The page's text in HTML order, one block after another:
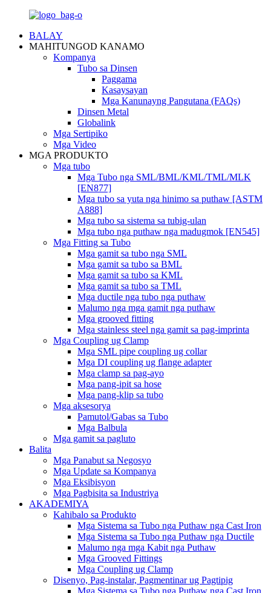
BALAY
MAHITUNGOD KANAMO
Kompanya
Tubo sa Dinsen
Paggama
Kasaysayan
Mga Kanunayng Pangutana (FAQs)
Dinsen Metal
Globalink
Mga Sertipiko
Mga Video
MGA PRODUKTO
Mga tubo
Mga Tubo nga SML/BML/KML/TML/MLK
[EN877]
Mga tubo sa yuta nga hinimo sa puthaw [ASTM
A888]
Mga tubo sa sistema sa tubig-ulan
Mga tubo nga puthaw nga madugmok [EN545]
Mga Fitting sa Tubo
Mga gamit sa tubo nga SML
Mga gamit sa tubo sa BML
Mga gamit sa tubo sa KML
Mga gamit sa tubo sa TML
Mga ductile nga tubo nga puthaw
Malumo nga mga gamit nga puthaw
Mga grooved fitting
Mga stainless steel nga gamit sa pag-imprinta
Mga Coupling ug Clamp
Mga SML pipe coupling ug collar
Mga DI coupling ug flange adapter
Mga clamp sa pag-ayo
Mga pang-ipit sa hose
Mga pang-klip sa tubo
Mga aksesorya
Pamutol/Gabas sa Tubo
Mga Balbula
Mga gamit sa pagluto
Balita
Mga Panabut sa Negosyo
Mga Update sa Kompanya
Mga Eksibisyon
Mga Pagbisita sa Industriya
AKADEMIYA
Kahibalo sa Produkto
Mga Sistema sa Tubo nga Puthaw nga Cast Iron
Mga Sistema sa Tubo nga Puthaw nga Ductile
Malumo nga mga Kabit nga Puthaw
Mga Grooved Fittings
Mga Coupling ug Clamp
Disenyo, Pag-instalar, Pagmentinar ug Pagtipig
Mga Sistema sa Tubo nga Puthaw nga Cast Iron